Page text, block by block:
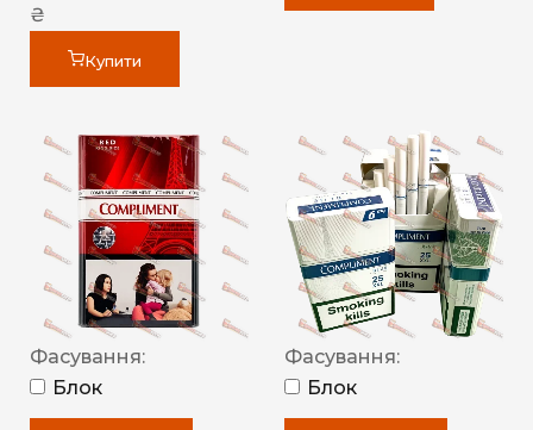
₴
Купити
Фасування:
Блок
Фасування:
Блок